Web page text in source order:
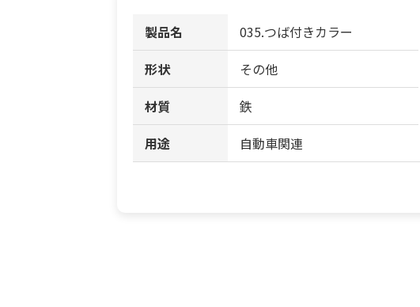
製品名
035.つば付きカラー
形状
その他
材質
鉄
用途
自動車関連